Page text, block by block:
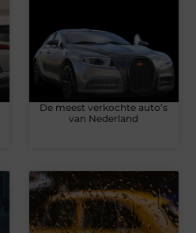
De meest verkochte auto’s
van Nederland